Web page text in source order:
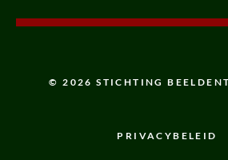
© 2026 STICHTING
PRIVACYBELEID